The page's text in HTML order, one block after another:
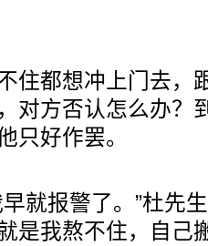
住都想冲上门去，
对方否认怎么办？
只好作罢。
就报警了。”杜先
是我熬不住，自己